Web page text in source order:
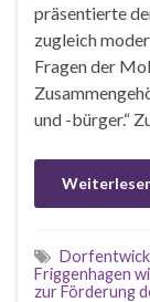
präsentierte
zugleich
Fragen der
und -bürger.“
Friggenhagen
zur Förderung